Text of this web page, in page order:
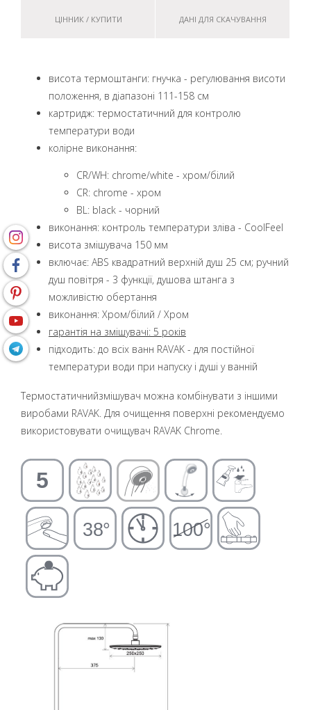
ЦІННИК / КУПИТИ ДАНІ ДЛЯ СКАЧУВАННЯ
висота термоштанги: гнучка - регулювання висоти
положення, в діапазоні 111-158 см
картридж: термостатичний для контролю
температури води
колірне виконання:
CR/WH: chrome/white - хром/білий
CR: chrome - хром
BL: black - чорний
виконання: контроль температури зліва - CoolFeel
висота змішувача 150 мм
включає: ABS квадратний верхній душ 25 cм; ручний
душ повітря - 3 функції, душова штанга з
можливістю обертання
виконання: Хром/білий / Хром
гарантія на змішувачі: 5 років
підходить: до всіх ванн RAVAK - для постійної
температури води при напуску і душі у ванній
Термостатичнийзмішувач можна комбінувати з іншими
виробами RAVAK. Для очищення поверхні рекомендуємо
використовувати очищувач RAVAK Chrome.